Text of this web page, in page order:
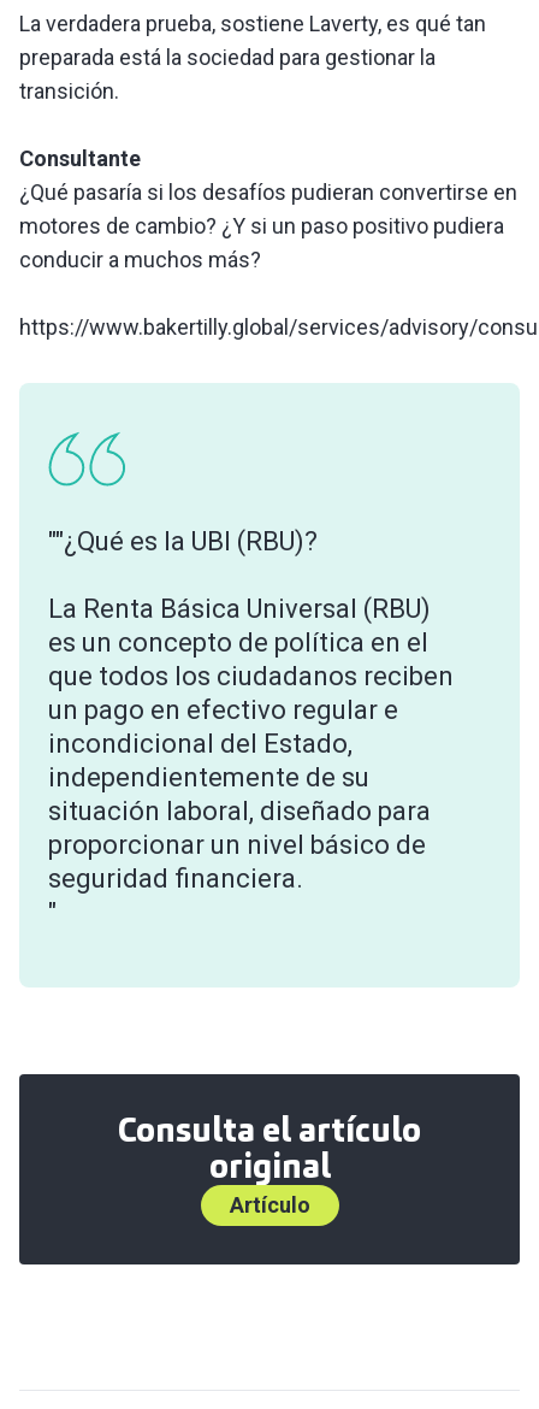
La verdadera prueba, sostiene Laverty, es qué tan
preparada está la sociedad para gestionar la
transición.
Consultante
¿Qué pasaría si los desafíos pudieran convertirse en
motores de cambio? ¿Y si un paso positivo pudiera
conducir a muchos más?
https://www.bakertilly.global/services/advisory/
""¿Qué es la UBI (RBU)?
La Renta Básica Universal (RBU)
es un concepto de política en el
que todos los ciudadanos reciben
un pago en efectivo regular e
incondicional del Estado,
independientemente de su
situación laboral, diseñado para
proporcionar un nivel básico de
seguridad financiera.
"
Consulta el artículo
original
Artículo